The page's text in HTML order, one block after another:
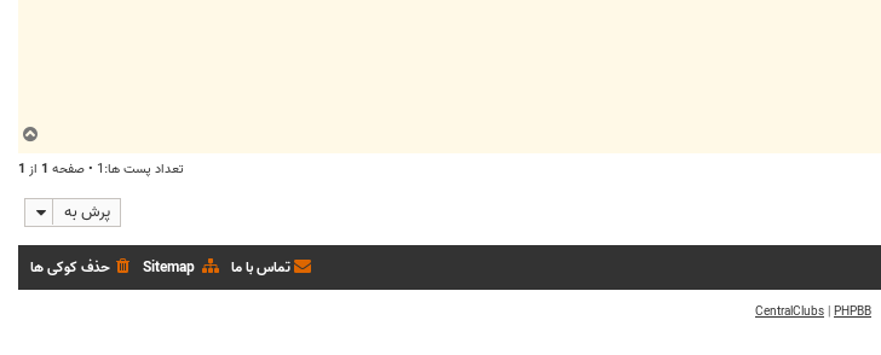
ا
تعداد پست ها:1 • صفحه 1 از 1
پرش به
حذف کوکی ها Sitemap تماس با ما
PHPBB
|
CentralClubs